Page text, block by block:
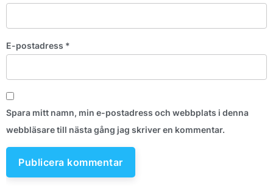
E-postadress *
Spara mitt namn, min e-postadress och webbplats i denna
webbläsare till nästa gång jag skriver en kommentar.